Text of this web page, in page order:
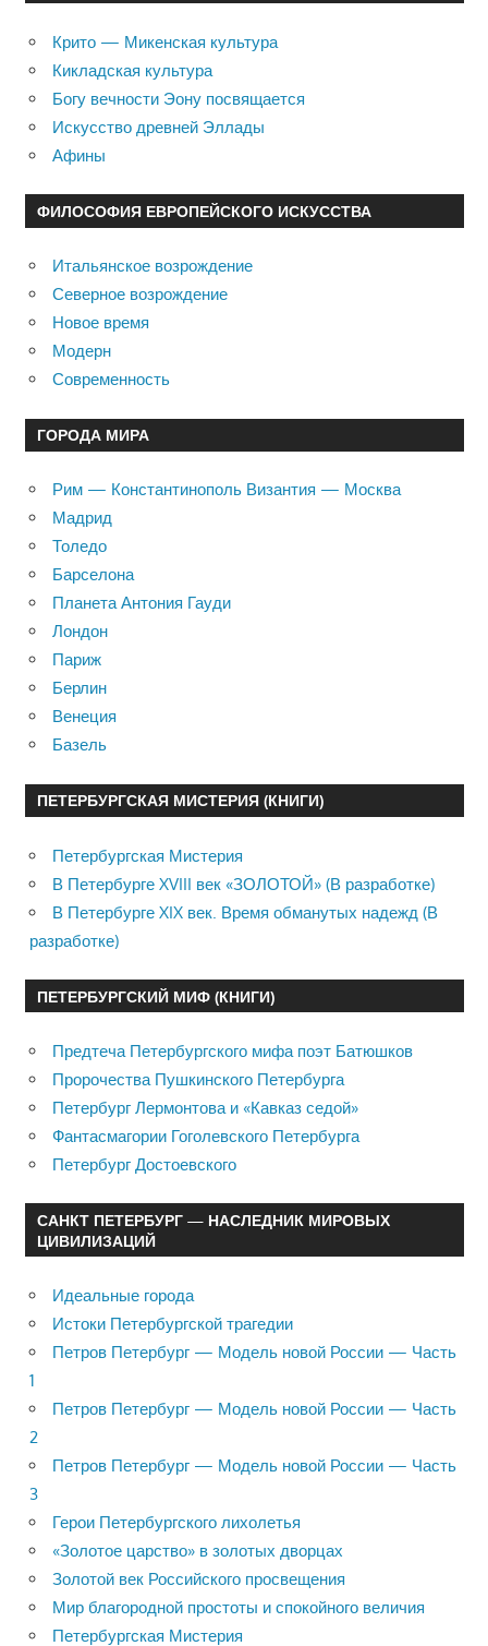
Крито — Микенская культура
Кикладская культура
Богу вечности Эону посвящается
Искусство древней Эллады
Афины
ФИЛОСОФИЯ ЕВРОПЕЙСКОГО ИСКУССТВА
Итальянское возрождение
Северное возрождение
Новое время
Модерн
Современность
ГОРОДА МИРА
Рим — Константинополь Византия — Москва
Мадрид
Толедо
Барселона
Планета Антония Гауди
Лондон
Париж
Берлин
Венеция
Базель
ПЕТЕРБУРГСКАЯ МИСТЕРИЯ (КНИГИ)
Петербургская Мистерия
В Петербурге XVIII век «ЗОЛОТОЙ» (В разработке)
В Петербурге XIX век. Время обманутых надежд (В
разработке)
ПЕТЕРБУРГСКИЙ МИФ (КНИГИ)
Предтеча Петербургского мифа поэт Батюшков
Пророчества Пушкинского Петербурга
Петербург Лермонтова и «Кавказ седой»
Фантасмагории Гоголевского Петербурга
Петербург Достоевского
САНКТ ПЕТЕРБУРГ — НАСЛЕДНИК МИРОВЫХ
ЦИВИЛИЗАЦИЙ
Идеальные города
Истоки Петербургской трагедии
Петров Петербург — Модель новой России — Часть
1
Петров Петербург — Модель новой России — Часть
2
Петров Петербург — Модель новой России — Часть
3
Герои Петербургского лихолетья
«Золотое царство» в золотых дворцах
Золотой век Российского просвещения
Мир благородной простоты и спокойного величия
Петербургская Мистерия